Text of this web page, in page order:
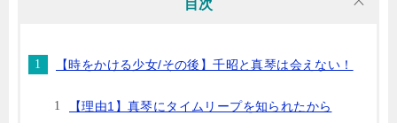
目次
【時をかける少女/その後】千昭と真琴は会えない！
【理由1】真琴にタイムリープを知られたから